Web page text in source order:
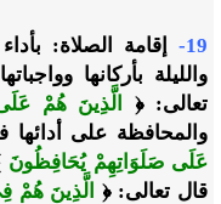
19-
إقامة الصلاة:
والليلة بأركانها
تعالى: ﴿
الَّذِينَ هُمْ
والمحافظة على أدائها
عَلَى صَلَوَاتِهِمْ يُحَافِظُونَ
قال تعالى: ﴿ الَّذِينَ هُمْ